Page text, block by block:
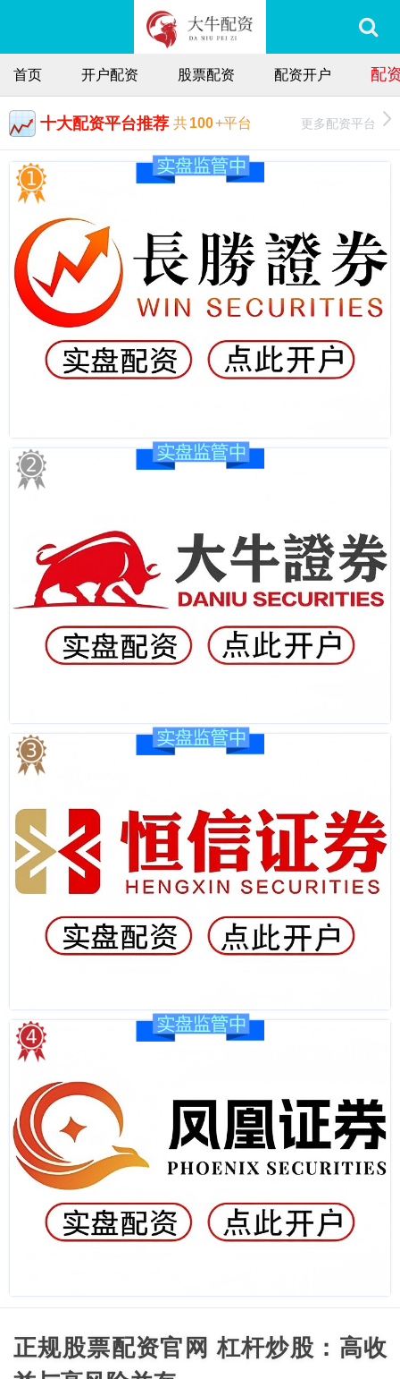
首页 开户配资 股票配资 配资开户 配
十大配资平台推荐 共100+平台 更多配资平台
正规股票配资官网 杠杆炒股：高收